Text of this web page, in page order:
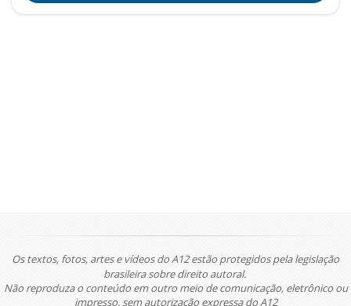
Os textos, fotos, artes e vídeos do A12 estão protegidos pela legislação
brasileira sobre direito autoral.
Não reproduza o conteúdo em outro meio de comunicação, eletrônico ou
impresso, sem autorização expressa do A12